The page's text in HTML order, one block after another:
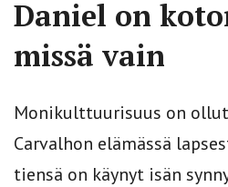
Daniel on
missä vain
Monikulttuurisuus on
Carvalhon elämässä
tiensä on käynyt isän